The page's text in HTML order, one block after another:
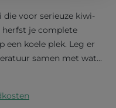
die voor serieuze kiwi-
je complete
een koele plek. Leg er
samen met wat...